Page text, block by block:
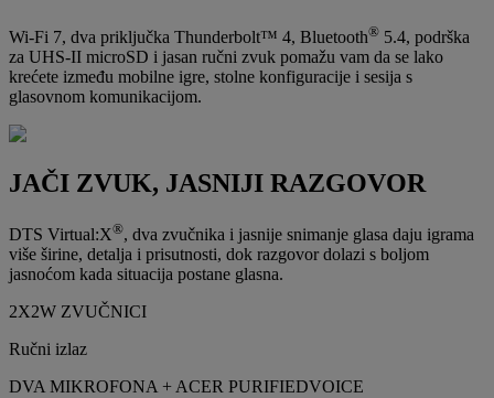
Wi-Fi 7, dva priključka Thunderbolt™ 4, Bluetooth® 5.4, podrška
za UHS-II microSD i jasan ručni zvuk pomažu vam da se lako
krećete između mobilne igre, stolne konfiguracije i sesija s
glasovnom komunikacijom.
JAČI ZVUK, JASNIJI RAZGOVOR
DTS Virtual:X®, dva zvučnika i jasnije snimanje glasa daju igrama
više širine, detalja i prisutnosti, dok razgovor dolazi s boljom
jasnoćom kada situacija postane glasna.
2X2W ZVUČNICI
Ručni izlaz
DVA MIKROFONA + ACER PURIFIEDVOICE